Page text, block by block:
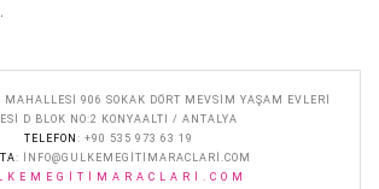
MAHALLESI 906 SOKAK DÖRT MEVSIM YAŞAM EVLERI
D BLOK NO:2 KONYAALTI / ANTALYA
TELEFON : +90 535 973 63 19
:
INFO@GULKEMEGITIMARACLARI.COM